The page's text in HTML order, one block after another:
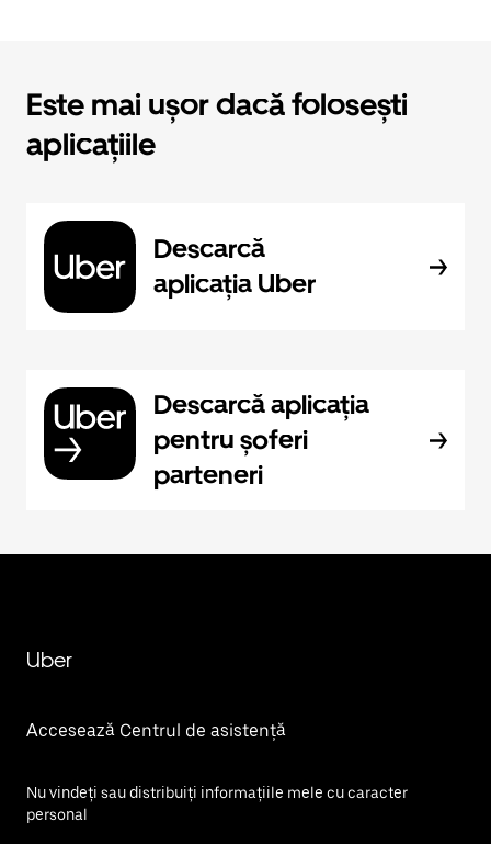
Este mai ușor dacă folosești
aplicațiile
Descarcă
aplicația Uber
Descarcă aplicația
pentru șoferi
parteneri
Uber
Accesează Centrul de asistență
Nu vindeți sau distribuiți informațiile mele cu caracter
personal